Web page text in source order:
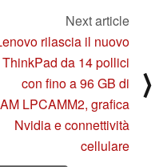
Next article
rilascia il nuovo
ThinkPad da 14 pollici
con fino a 96 GB di
LPCAMM2, grafica
Nvidia e connettività
cellulare
⟩